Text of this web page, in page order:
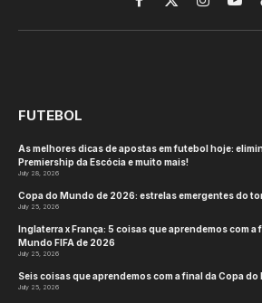
Facebook
X
(Twitter)
Instagram
FUTEBOL
As melhores dicas de apostas em futebol hoje:
Premiership da Escócia e muito mais!
July 28, 2026
Copa do Mundo de 2026: estrelas emergentes do
July 25, 2026
Inglaterra x França: 5 coisas que aprendemos com a
Mundo FIFA de 2026
July 25, 2026
Seis coisas que aprendemos com a final da Copa
July 25, 2026